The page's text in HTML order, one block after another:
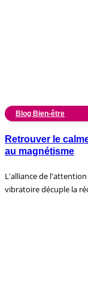
Blog Bien-être
Retrouver le
au magnétisme
L'alliance de
vibratoire décuple la